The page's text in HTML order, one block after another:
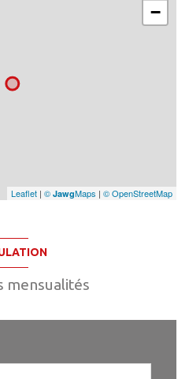
−
Leaflet | © JawgMaps | © OpenStreetMap
mensualités